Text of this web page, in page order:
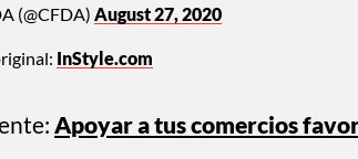
(@CFDA) August 27, 2020
InStyle.com
Apoyar a tus comercios